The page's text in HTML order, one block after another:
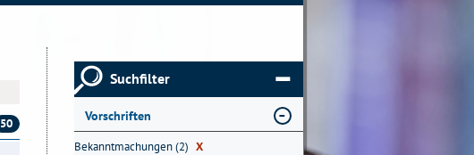
50
Suchfilter
Vorschriften
Bekanntmachungen (2) X